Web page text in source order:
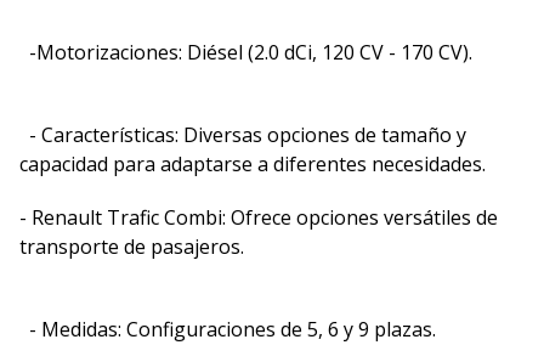
-Motorizaciones: Diésel (2.0 dCi, 120 CV - 170 CV).
- Características: Diversas opciones de tamaño y
capacidad para adaptarse a diferentes necesidades.
- Renault Trafic Combi: Ofrece opciones versátiles de
transporte de pasajeros.
- Medidas: Configuraciones de 5, 6 y 9 plazas.